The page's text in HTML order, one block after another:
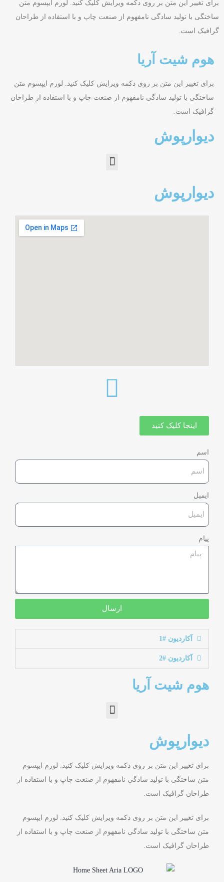
برای تغییر این متن بر روی دکمه ویرایش کلیک کنید. لورم ایپسوم متن
ساختگی با تولید سادگی نامفهوم از صنعت چاپ و با استفاده از طراحان
گرافیک است.
هوم شیت آریا
برای تغییر این متن بر روی دکمه ویرایش کلیک کنید. لورم ایپسوم متن
ساختگی با تولید سادگی نامفهوم از صنعت چاپ و با استفاده از طراحان
گرافیک است.
دیوارپوش
دیوارپوش
اینجا کلیک کنید
اسم
ایمیل
پیام
ارسال
آکاردیون #1
آکاردیون #2
هوم شیت آریا
دیوارپوش
برای تغییر این متن بر روی دکمه ویرایش کلیک کنید. لورم ایپسوم
متن ساختگی با تولید سادگی نامفهوم از صنعت چاپ و با استفاده از
طراحان گرافیک است.
برای تغییر این متن بر روی دکمه ویرایش کلیک کنید. لورم ایپسوم
متن ساختگی با تولید سادگی نامفهوم از صنعت چاپ و با استفاده از
طراحان گرافیک است.